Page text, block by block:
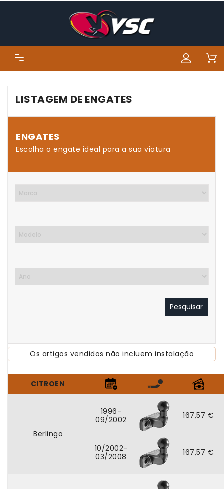
LISTAGEM DE ENGATES
ENGATES
Escolha o engate ideal para a sua viatura
Pesquisar
Os artigos vendidos não incluem instalação
CITROEN
Berlingo
1996-
09/2002
10/2002-
03/2008
167,57 €
167,57 €